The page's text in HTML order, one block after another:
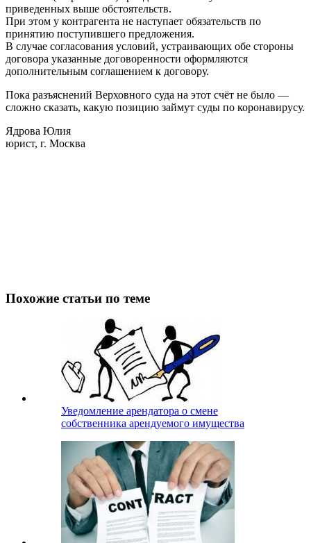
приведенных выше обстоятельств.
При этом у контрагента не наступает обязательств по
принятию поступившего предложения.
В случае согласования условий, устраивающих обе стороны
договора указанные договоренности оформляются
дополнительным соглашением к договору.
Пока разъяснений Верховного суда на этот счёт не было —
сложно сказать, какую позицию займут суды по коронавирусу.
Ядрова Юлия
юрист, г. Москва
Похожие статьи по теме
Уведомление арендатора о смене
собственника арендуемого имущества